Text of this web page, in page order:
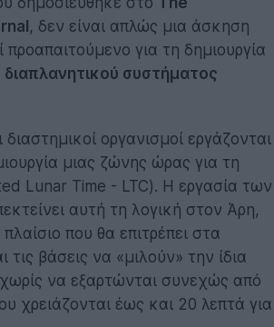
, δεν είναι απλώς μια άσκηση
προαπαιτούμενο για τη δημιουργία
συστήματος
διαστημικοί οργανισμοί εργάζονται
μιας ζώνης ώρας για τη
Lunar Time - LTC). Η εργασία των
αυτή τη λογική στον Άρη,
που θα επιτρέπει στα
τις βάσεις να «μιλούν» την ίδια
να εξαρτώνται συνεχώς από
χρειάζονται έως και 20 λεπτά για